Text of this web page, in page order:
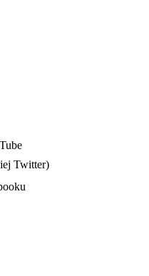
Twitter)